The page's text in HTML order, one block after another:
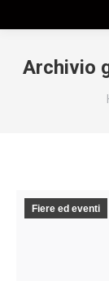
Archivio
Fiere ed eventi